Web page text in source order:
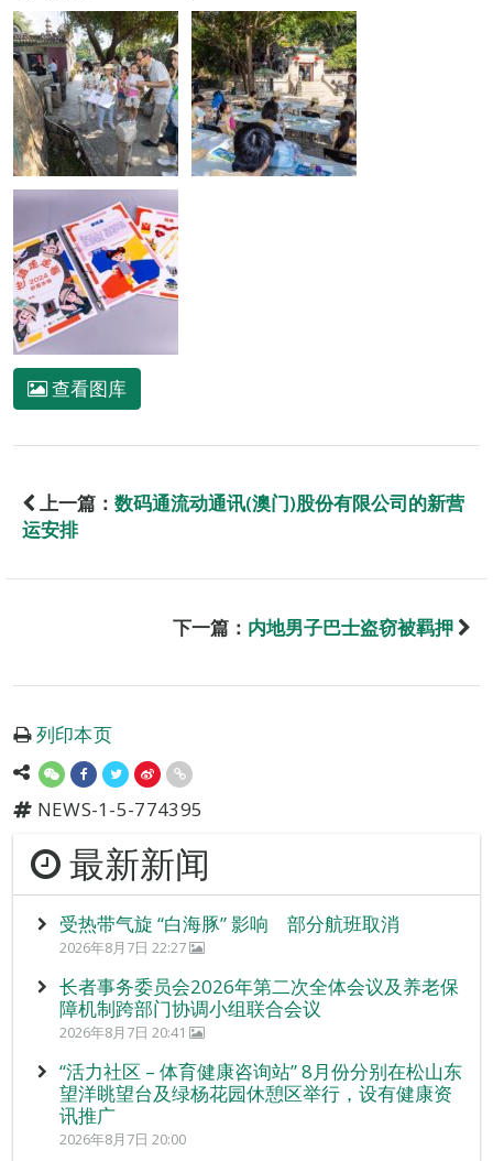
查看图库
上一篇： 数码通流动通讯(澳门)股份有限公司的新营
运安排
下一篇： 内地男子巴士盗窃被羁押
列印本页
NEWS-1-5-774395
最新新闻
受热带气旋 “白海豚” 影响 部分航班取消
2026年8月7日 22:27
长者事务委员会2026年第二次全体会议及养老保
障机制跨部门协调小组联合会议
2026年8月7日 20:41
“活力社区 – 体育健康咨询站” 8月份分别在松山东
望洋眺望台及绿杨花园休憩区举行，设有健康资
讯推广
2026年8月7日 20:00